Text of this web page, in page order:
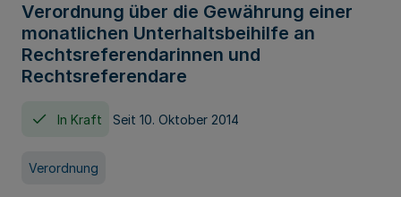
Verordnung über die Gewährung einer
monatlichen Unterhaltsbeihilfe an
Rechtsreferendarinnen und
Rechtsreferendare
In Kraft Seit 10. Oktober 2014
Verordnung